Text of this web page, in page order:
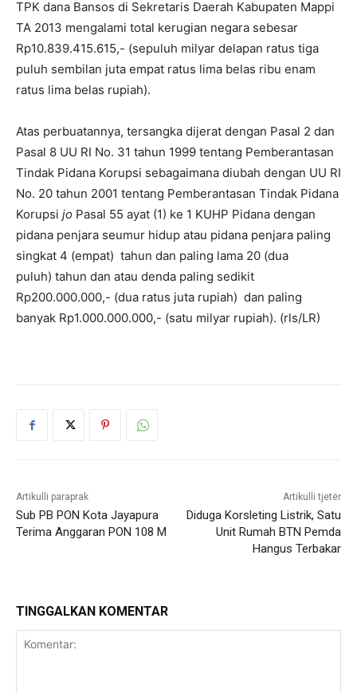
TPK dana Bansos di Sekretaris Daerah Kabupaten Mappi
TA 2013 mengalami total kerugian negara sebesar
Rp10.839.415.615,- (sepuluh milyar delapan ratus tiga
puluh sembilan juta empat ratus lima belas ribu enam
ratus lima belas rupiah).
Atas perbuatannya, tersangka dijerat dengan Pasal 2 dan
Pasal 8 UU RI No. 31 tahun 1999 tentang Pemberantasan
Tindak Pidana Korupsi sebagaimana diubah dengan UU RI
No. 20 tahun 2001 tentang Pemberantasan Tindak Pidana
Korupsi jo Pasal 55 ayat (1) ke 1 KUHP Pidana dengan
pidana penjara seumur hidup atau pidana penjara paling
singkat 4 (empat) tahun dan paling lama 20 (dua
puluh) tahun dan atau denda paling sedikit
Rp200.000.000,- (dua ratus juta rupiah) dan paling
banyak Rp1.000.000.000,- (satu milyar rupiah). (rls/LR)
Artikulli paraprak
Sub PB PON Kota Jayapura
Terima Anggaran PON 108 M
Artikulli tjetër
Diduga Korsleting Listrik, Satu
Unit Rumah BTN Pemda
Hangus Terbakar
TINGGALKAN KOMENTAR